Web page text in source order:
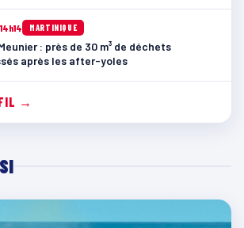
MARTINIQUE
: près de 30 m³ de déchets
après les after-yoles
FIL →